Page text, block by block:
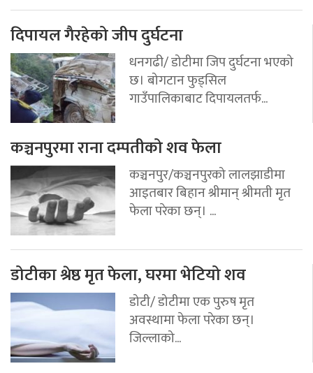
दिपायल गैरहेको जीप दुर्घटना
धनगढी/ डोटीमा जिप दुर्घटना भएको
छ। बोगटान फुड्सिल
गाउँपालिकाबाट दिपायलतर्फ...
कञ्चनपुरमा राना दम्पतीको शव फेला
कञ्चनपुर/कञ्चनपुरको लालझाडीमा
आइतबार बिहान श्रीमान् श्रीमती मृत
फेला परेका छन्। ...
डोटीका श्रेष्ठ मृत फेला, घरमा भेटियो शव
डोटी/ डोटीमा एक पुरुष मृत
अवस्थामा फेला परेका छन्।
जिल्लाको...